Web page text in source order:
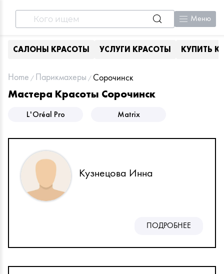
Меню
САЛОНЫ КРАСОТЫ УСЛУГИ КРАСОТЫ КУПИТЬ
Home Парикмахеры Сорочинск
Мастера Красоты Сорочинск
L'Oréal Pro Matrix
Кузнецова Инна
ПОДРОБНЕЕ